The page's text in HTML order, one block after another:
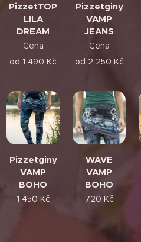
PizzetTOP
LILA
DREAM
Cena
od 1 490 Kč
Pizzetginy
VAMP
JEANS
Cena
od 2 250 Kč
Pizzetginy
VAMP
BOHO
1 450 Kč
WAVE
VAMP
BOHO
720 Kč